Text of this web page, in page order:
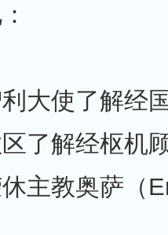
大使了解经
了解经枢机
主教奥萨（